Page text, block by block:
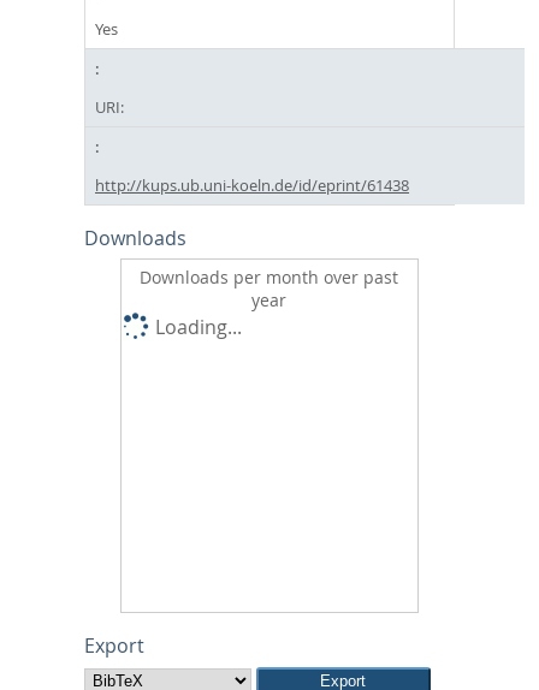
Yes
URI:
http://kups.ub.uni-koeln.de/id/eprint/61438
Downloads
Downloads per month over past
year
Loading...
Export